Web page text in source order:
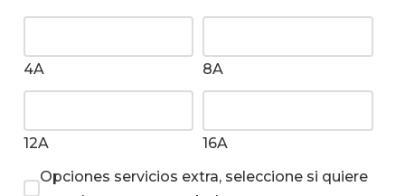
4A 8A
12A
16A
Opciones servicios extra, seleccione si quiere